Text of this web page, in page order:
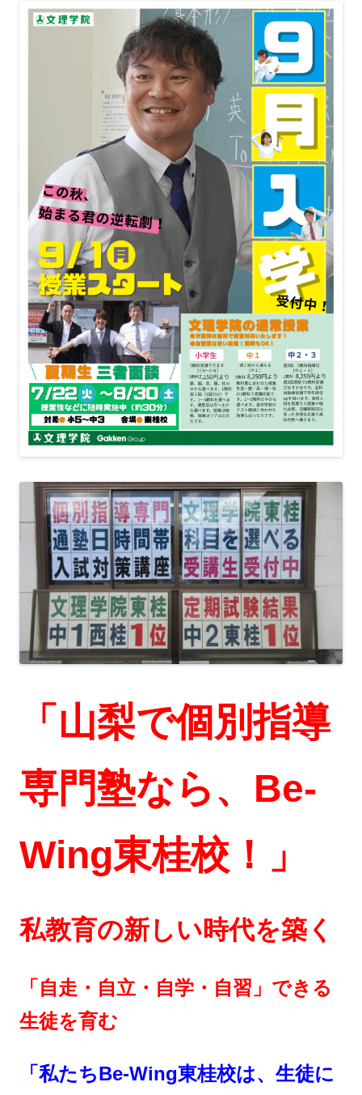
「山梨で個別指導
専門塾なら、Be-
Wing東桂校！」
私教育の新しい時代を築く
「自走・自立・自学・自習」できる
生徒を育む
「私たちBe-Wing東桂校は、生徒に